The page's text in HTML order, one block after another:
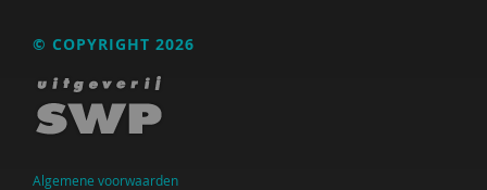
© COPYRIGHT 2026
Algemene voorwaarden